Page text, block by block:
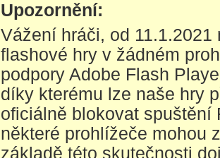
Upozornění:
Vážení hráči, od
flashové hry v žádném
podpory Adobe Flash
díky kterému lze naše hry
oficiálně blokovat spuštění
některé prohlížeče mohou
základě této skutečnosti